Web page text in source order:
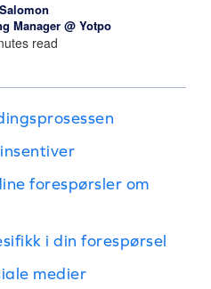
Manager @ Yotpo
read
forespørsler om
i din forespørsel
medier